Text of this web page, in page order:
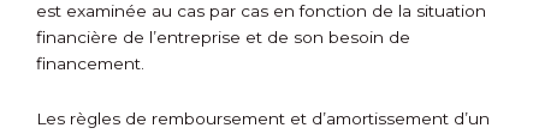
est examinée au cas par cas en fonction de la situation
financière de l’entreprise et de son besoin de
financement.
Les règles de remboursement et d’amortissement d’un